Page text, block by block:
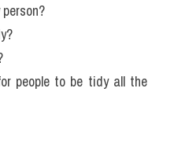
people to be tidy all the